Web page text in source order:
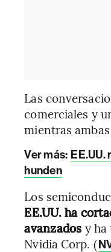
Las
comerciales y
mientras
Ver más: EE.UU.
hunden
Los
EE.UU. ha
avanzados y ha
Nvidia Corp. (